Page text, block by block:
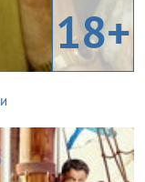
18+